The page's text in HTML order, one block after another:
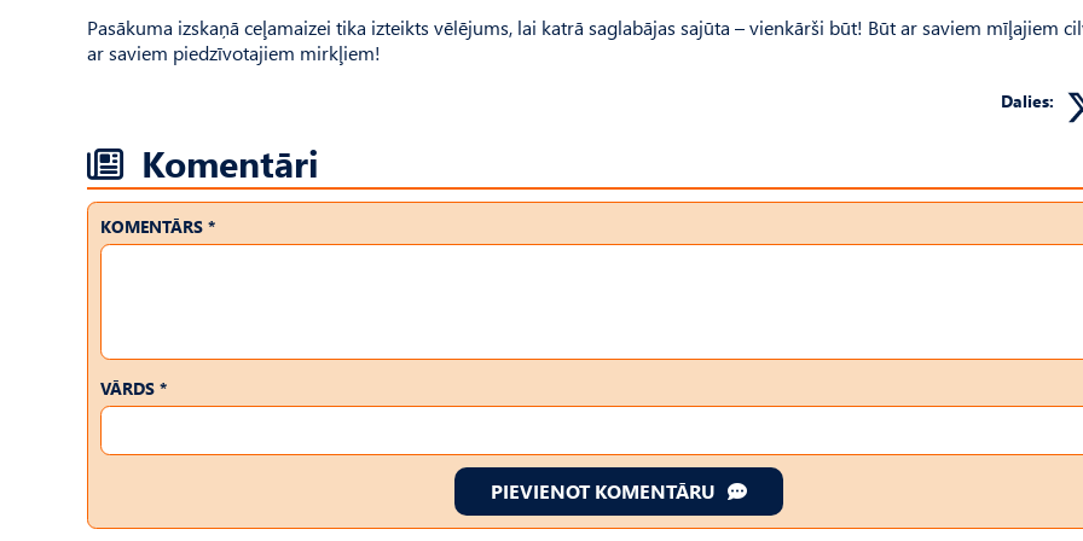
Pasākuma izskaņā ceļamaizei tika izteikts vēlējums, lai katrā saglabājas sajūta – vienkārši būt! Būt ar saviem mīļajiem
ar saviem piedzīvotajiem mirkļiem!
Dalies:
Komentāri
KOMENTĀRS *
VĀRDS *
PIEVIENOT KOMENTĀRU